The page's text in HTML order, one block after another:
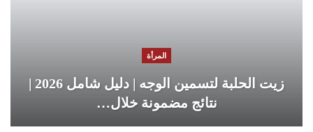
المرأة
زيت الحلبة لتسمين الوجه | دليل شامل 2026 |
نتائج مضمونة خلال…